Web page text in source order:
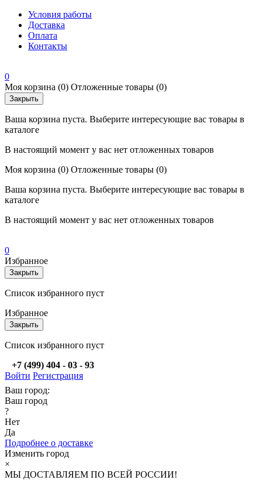
Условия работы
Доставка
Оплата
Контакты
0
Моя корзина (0) Отложенные товары (0)
Закрыть
Ваша корзина пуста. Выберите интересующие вас товары в
каталоге
В настоящий момент у вас нет отложенных товаров
Моя корзина (0) Отложенные товары (0)
Ваша корзина пуста. Выберите интересующие вас товары в
каталоге
В настоящий момент у вас нет отложенных товаров
0
Избранное
Закрыть
Список избранного пуст
Избранное
Закрыть
Список избранного пуст
+7 (499) 404 - 03 - 93
Войти Регистрация
Ваш город:
Ваш город
?
Нет
Да
Подробнее о доставке
Изменить город
×
МЫ ДОСТАВЛЯЕМ ПО ВСЕЙ РОССИИ!